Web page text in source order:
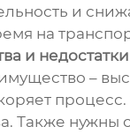
и
на
и недостатки
–
Также нужны